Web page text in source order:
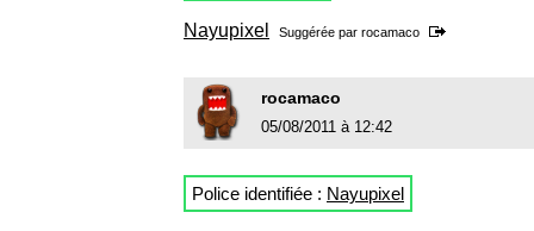
Nayupixel Suggérée par rocamaco
rocamaco
05/08/2011 à 12:42
Police identifiée : Nayupixel